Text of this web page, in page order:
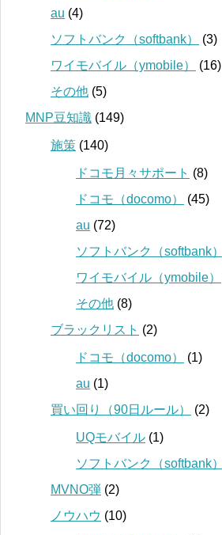
au (4)
ソフトバンク（softbank）
(3)
ワイモバイル（ymobile）
(16)
その他 (5)
MNP豆知識 (149)
施策 (140)
ドコモ月々サポート (8)
ドコモ（docomo）
(45)
au (72)
ソフトバンク（softbank）
ワイモバイル（ymobile）
その他 (8)
ブラックリスト (2)
ドコモ（docomo）
(1)
au (1)
買い回り（90日ルール）
(2)
UQモバイル (1)
ソフトバンク（softbank）
MVNO弾 (2)
ノウハウ (10)